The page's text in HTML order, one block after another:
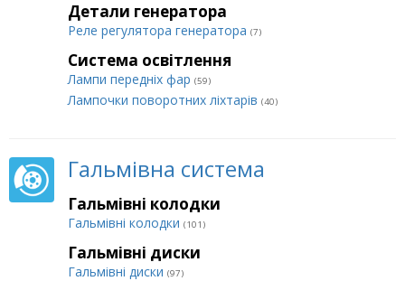
Детали генератора
Реле регулятора генератора (7)
Система освітлення
Лампи передніх фар (59)
Лампочки поворотних ліхтарів (40)
Гальмівна система
Гальмівні колодки
Гальмівні колодки (101)
Гальмівні диски
Гальмівні диски (97)